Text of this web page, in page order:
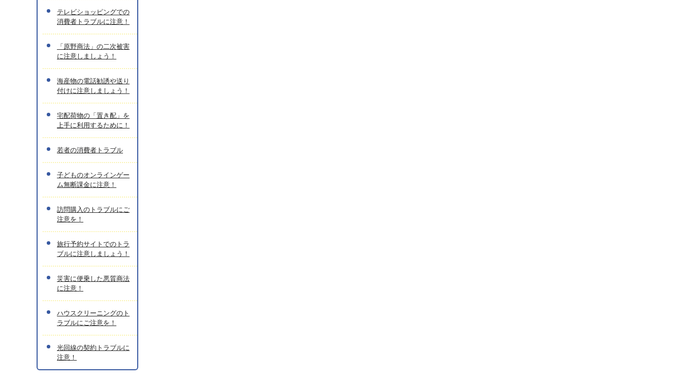
テレビショッピングでの
消費者トラブルに注意！
「原野商法」の二次被害
に注意しましょう！
海産物の電話勧誘や送り
付けに注意しましょう！
宅配荷物の「置き配」を
上手に利用するために！
若者の消費者トラブル
子どものオンラインゲー
ム無断課金に注意！
訪問購入のトラブルにご
注意を！
旅行予約サイトでのトラ
ブルに注意しましょう！
災害に便乗した悪質商法
に注意！
ハウスクリーニングのト
ラブルにご注意を！
光回線の契約トラブルに
注意！